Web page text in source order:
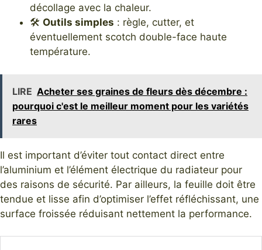
décollage avec la chaleur.
🛠️ Outils simples : règle, cutter, et
éventuellement scotch double-face haute
température.
LIRE Acheter ses graines de fleurs dès décembre :
pourquoi c'est le meilleur moment pour les variétés
rares
Il est important d’éviter tout contact direct entre
l’aluminium et l’élément électrique du radiateur pour
des raisons de sécurité. Par ailleurs, la feuille doit être
tendue et lisse afin d’optimiser l’effet réfléchissant, une
surface froissée réduisant nettement la performance.